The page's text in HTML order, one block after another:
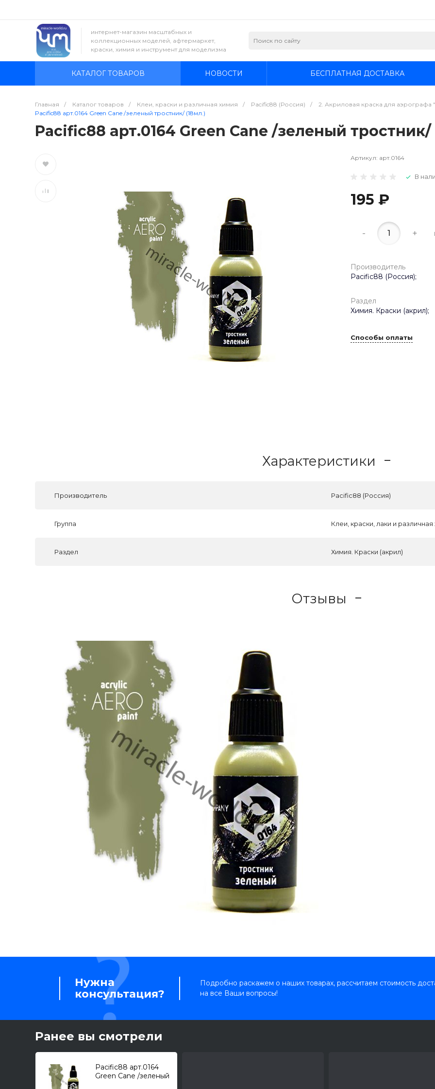
интернет-магазин масштабных и
коллекционных моделей, афтермаркет,
краски, химия и инструмент для моделизма
КАТАЛОГ ТОВАРОВ НОВОСТИ БЕСПЛАТНАЯ ДОСТАВКА
Главная / Каталог товаров / Клеи, краски и различная химия / Pacific88 (Россия) / 2. Акриловая краска для аэрографа
Pacific88 арт.0164 Green Cane /зеленый тростник/ (18мл.)
Pacific88 арт.0164 Green Cane /зеленый тростник/
Артикул: арт.0164
В
195 ₽
- +
Производитель
Pacific88 (Россия);
Раздел
Химия. Краски (акрил);
Способы оплаты
Характеристики
Производитель Pacific88 (Россия)
Группа Клеи, краски, лаки и различная
Раздел Химия. Краски (акрил)
Отзывы
Нужна
консультация?
Подробно раскажем о наших товарах, рассчитаем стоимость
на все Ваши вопросы!
Ранее вы смотрели
Pacific88 арт.0164
Green Cane /зеленый